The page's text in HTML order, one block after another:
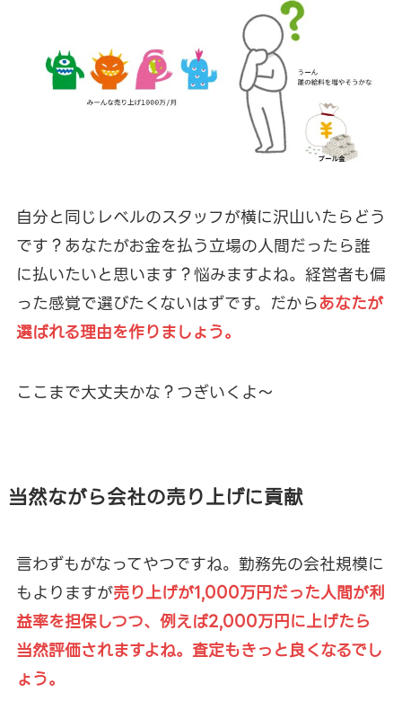
自分と同じレベルのスタッフが横に沢山いたらどう
です？あなたがお金を払う立場の人間だったら誰
に払いたいと思います？悩みますよね。経営者も偏
った感覚で選びたくないはずです。だからあなたが
選ばれる理由を作りましょう。
ここまで大丈夫かな？つぎいくよ～
当然ながら会社の売り上げに貢献
言わずもがなってやつですね。勤務先の会社規模に
もよりますが売り上げが1,000万円だった人間が利
益率を担保しつつ、例えば2,000万円に上げたら
当然評価されますよね。査定もきっと良くなるでし
ょう。